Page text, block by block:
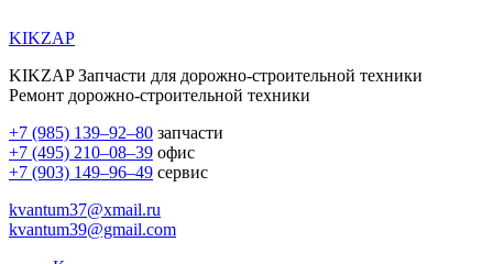
KIKZAP
KIKZAP Запчасти для дорожно-строительной техники
Ремонт дорожно-строительной техники
+7 (985) 139–92–80 запчасти
+7 (495) 210–08–39 офис
+7 (903) 149–96–49 сервис
kvantum37@xmail.ru
kvantum39@gmail.com